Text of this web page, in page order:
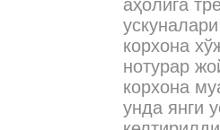
РАСЧЕТЫ С ПЕРСОНАЛОМ II
В книге рассмотрены вопросы
отдельных сферах и случаях.
Сборник
правовых
Данное
по сути
сборник
правовых
законы,
аҳолига
корхона
нотурар
корхона
унда янги